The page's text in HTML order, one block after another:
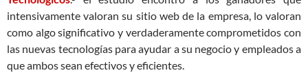
intensivamente valoran su sitio web de la empresa, lo valoran
como algo significativo y verdaderamente comprometidos con
las nuevas tecnologías para ayudar a su negocio y empleados a
que ambos sean efectivos y eficientes.